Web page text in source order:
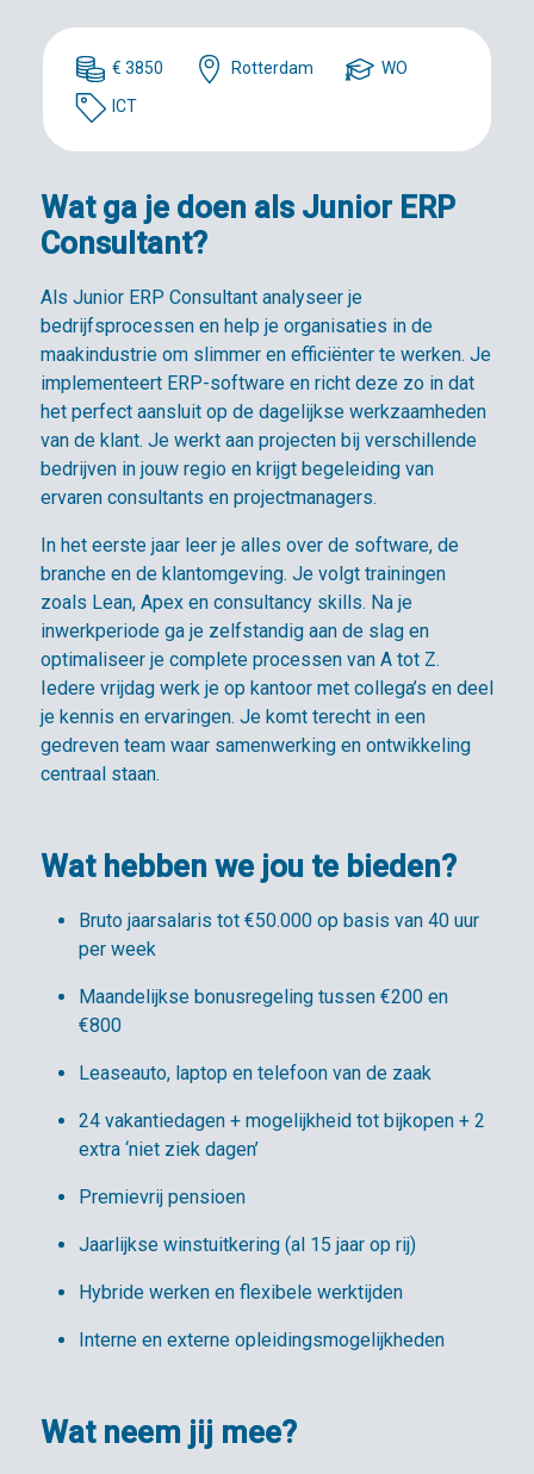
€ 3850 Rotterdam
WO
ICT
Wat ga je doen als Junior ERP
Consultant?
Als Junior ERP Consultant analyseer je
bedrijfsprocessen en help je organisaties in de
maakindustrie om slimmer en efficiënter te werken. Je
implementeert ERP-software en richt deze zo in dat
het perfect aansluit op de dagelijkse werkzaamheden
van de klant. Je werkt aan projecten bij verschillende
bedrijven in jouw regio en krijgt begeleiding van
ervaren consultants en projectmanagers.
In het eerste jaar leer je alles over de software, de
branche en de klantomgeving. Je volgt trainingen
zoals Lean, Apex en consultancy skills. Na je
inwerkperiode ga je zelfstandig aan de slag en
optimaliseer je complete processen van A tot Z.
Iedere vrijdag werk je op kantoor met collega’s en deel
je kennis en ervaringen. Je komt terecht in een
gedreven team waar samenwerking en ontwikkeling
centraal staan.
Wat hebben we jou te bieden?
Bruto jaarsalaris tot €50.000 op basis van 40 uur
per week
Maandelijkse bonusregeling tussen €200 en
€800
Leaseauto, laptop en telefoon van de zaak
24 vakantiedagen + mogelijkheid tot bijkopen + 2
extra ‘niet ziek dagen’
Premievrij pensioen
Jaarlijkse winstuitkering (al 15 jaar op rij)
Hybride werken en flexibele werktijden
Interne en externe opleidingsmogelijkheden
Wat neem jij mee?